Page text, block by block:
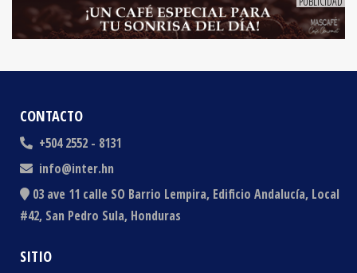
CONTACTO
+504 2552 - 8131
info@inter.hn
03 ave 11 calle SO Barrio Lempira, Edificio Andalucía, Local
#42, San Pedro Sula, Honduras
SITIO